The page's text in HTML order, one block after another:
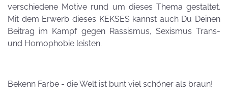
verschiedene Motive rund um dieses Thema gestaltet.
Mit dem Erwerb dieses KEKSES kannst auch Du Deinen
Beitrag im Kampf gegen Rassismus, Sexismus Trans-
und Homophobie leisten.
Bekenn Farbe - die Welt ist bunt viel schöner als braun!